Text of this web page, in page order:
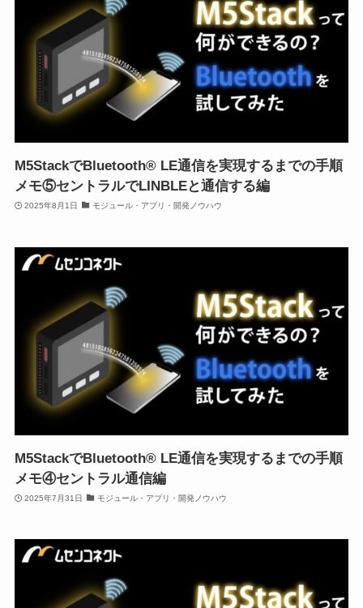
M5StackでBluetooth® LE通信を実現するまでの手順
メモ⑤セントラルでLINBLEと通信する編
2025年8月1日 モジュール・アプリ・開発ノウハウ
M5StackでBluetooth® LE通信を実現するまでの手順
メモ④セントラル通信編
2025年7月31日 モジュール・アプリ・開発ノウハウ